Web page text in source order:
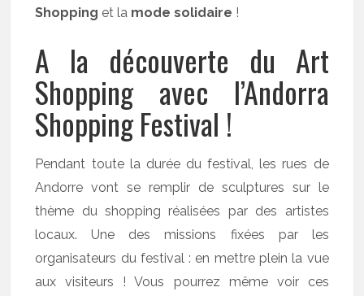
Shopping et la mode solidaire !
A la découverte du Art
Shopping avec l’Andorra
Shopping Festival !
Pendant toute la durée du festival, les rues de
Andorre vont se remplir de sculptures sur le
thème du shopping réalisées par des artistes
locaux. Une des missions fixées par les
organisateurs du festival : en mettre plein la vue
aux visiteurs ! Vous pourrez même voir ces